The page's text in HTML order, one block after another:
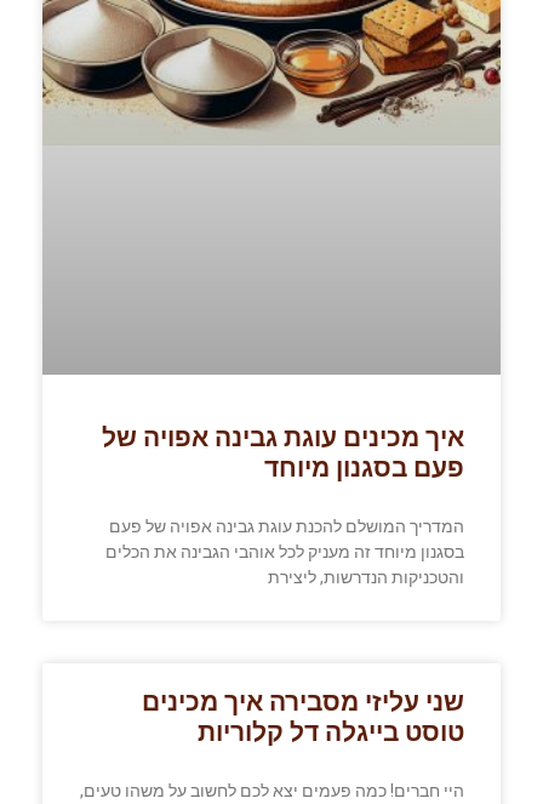
איך מכינים עוגת גבינה אפויה של
פעם בסגנון מיוחד
המדריך המושלם להכנת עוגת גבינה אפויה של פעם
בסגנון מיוחד זה מעניק לכל אוהבי הגבינה את הכלים
והטכניקות הנדרשות, ליצירת
שני עליזי מסבירה איך מכינים
טוסט בייגלה דל קלוריות
היי חברים! כמה פעמים יצא לכם לחשוב על משהו טעים,